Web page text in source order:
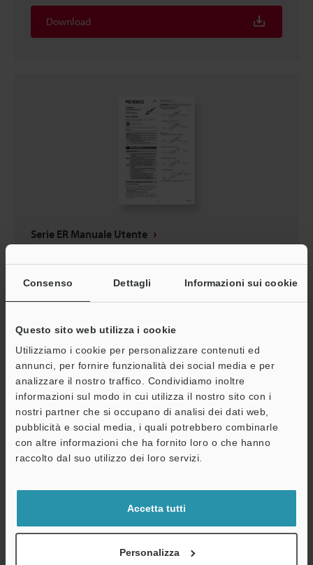
Consenso Dettagli Informazioni sui cookie
Questo sito web utilizza i cookie
Utilizziamo i cookie per personalizzare contenuti ed
annunci, per fornire funzionalità dei social media e per
analizzare il nostro traffico. Condividiamo inoltre
informazioni sul modo in cui utilizza il nostro sito con i
nostri partner che si occupano di analisi dei dati web,
pubblicità e social media, i quali potrebbero combinarle
con altre informazioni che ha fornito loro o che hanno
raccolto dal suo utilizzo dei loro servizi.
Accetta tutti
Personalizza
Download
Serie ER Manuale Utente
Serie ER IO-Link Manuale di Istruzioni
PDF:898.9KB/Inglese